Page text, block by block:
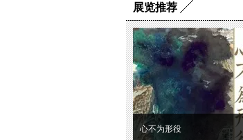
展览推荐
心不为形役